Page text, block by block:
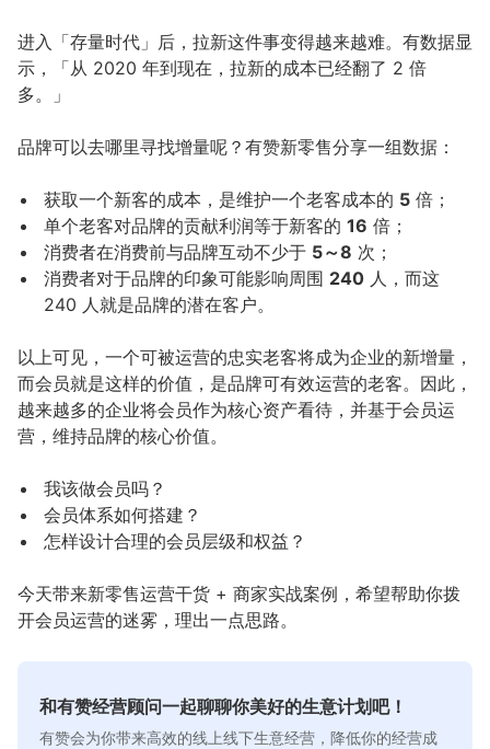
认证服务商 设计服务商
进入「存量时代」后，拉新这件事变得越来越难。有数据显
示，「从 2020 年到现在，拉新的成本已经翻了 2 倍
多。」
品牌可以去哪里寻找增量呢？有赞新零售分享一组数据：
获取一个新客的成本，是维护一个老客成本的 5 倍；
单个老客对品牌的贡献利润等于新客的 16 倍；
消费者在消费前与品牌互动不少于 5～8 次；
消费者对于品牌的印象可能影响周围 240 人，而这
240 人就是品牌的潜在客户。
以上可见，一个可被运营的忠实老客将成为企业的新增量，
而会员就是这样的价值，是品牌可有效运营的老客。因此，
越来越多的企业将会员作为核心资产看待，并基于会员运
营，维持品牌的核心价值。
我该做会员吗？
会员体系如何搭建？
怎样设计合理的会员层级和权益？
今天带来新零售运营干货 + 商家实战案例，希望帮助你拨
开会员运营的迷雾，理出一点思路。
和有赞经营顾问一起聊聊你美好的生意计划吧！
有赞会为你带来高效的线上线下生意经营，降低你的经营成